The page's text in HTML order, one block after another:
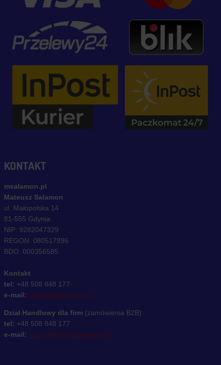
KONTAKT
msalamon.pl
Mateusz Salamon
ul. Małopolska 14
81-555 Gdynia
NIP: 9282047329
REGON: 080517896
BDO: 000356585
Kontakt
tel: +48 508 848 177
e-mail: sklep@msalamon.pl
Dział Handlowy dla firm (zamówienia B2B)
tel: +48 508 848 177
e-mail: handlowy@msalamon.pl